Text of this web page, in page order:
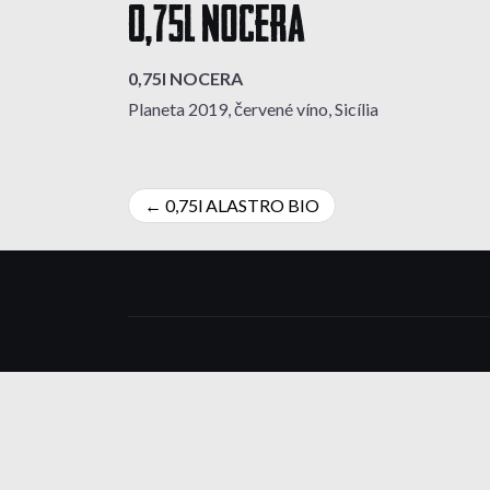
0,75l NOCERA
0,75l NOCERA
Planeta 2019, červené víno, Sicília
Navigácia
v
0,75l ALASTRO BIO